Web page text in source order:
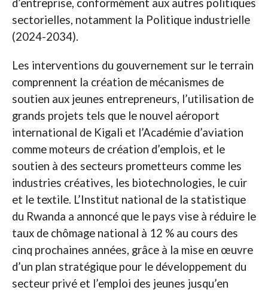
d’entreprise, conformément aux autres politiques
sectorielles, notamment la Politique industrielle
(2024-2034).
Les interventions du gouvernement sur le terrain
comprennent la création de mécanismes de
soutien aux jeunes entrepreneurs, l’utilisation de
grands projets tels que le nouvel aéroport
international de Kigali et l’Académie d’aviation
comme moteurs de création d’emplois, et le
soutien à des secteurs prometteurs comme les
industries créatives, les biotechnologies, le cuir
et le textile. L’Institut national de la statistique
du Rwanda a annoncé que le pays vise à réduire le
taux de chômage national à 12 % au cours des
cinq prochaines années, grâce à la mise en œuvre
d’un plan stratégique pour le développement du
secteur privé et l’emploi des jeunes jusqu’en